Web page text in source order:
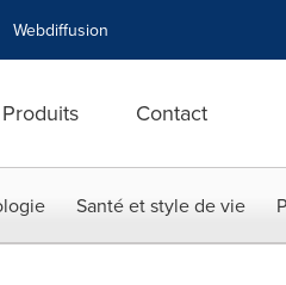
Webdiffusion
Produits Contact
Santé et style de vie